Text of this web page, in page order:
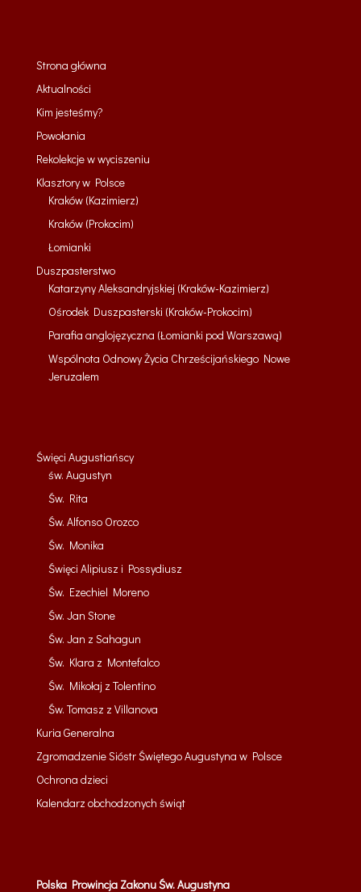
Strona główna
Aktualności
Kim jesteśmy?
Powołania
Rekolekcje w wyciszeniu
Klasztory w Polsce
Kraków (Kazimierz)
Kraków (Prokocim)
Łomianki
Duszpasterstwo
Katarzyny Aleksandryjskiej (Kraków-Kazimierz)
Ośrodek Duszpasterski (Kraków-Prokocim)
Parafia anglojęzyczna (Łomianki pod Warszawą)
Wspólnota Odnowy Życia Chrześcijańskiego Nowe
Jeruzalem
Święci Augustiańscy
św. Augustyn
Św. Rita
Św. Alfonso Orozco
Św. Monika
Święci Alipiusz i Possydiusz
Św. Ezechiel Moreno
Św. Jan Stone
Św. Jan z Sahagun
Św. Klara z Montefalco
Św. Mikołaj z Tolentino
Św. Tomasz z Villanova
Kuria Generalna
Zgromadzenie Sióstr Świętego Augustyna w Polsce
Ochrona dzieci
Kalendarz obchodzonych świąt
Polska Prowincja Zakonu Św. Augustyna